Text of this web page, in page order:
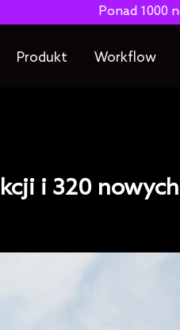
Ponad 1000 nowych
Produkt Workflow
i 320